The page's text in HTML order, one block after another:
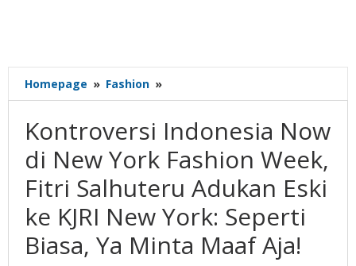
Homepage » Fashion »
Indonesia
di
New
York
Fashion
Week,
Fitri
Adukan
Kontroversi Indonesia Now
di New York Fashion Week,
Fitri Salhuteru Adukan Eski
ke KJRI New York: Seperti
Biasa, Ya Minta Maaf Aja!